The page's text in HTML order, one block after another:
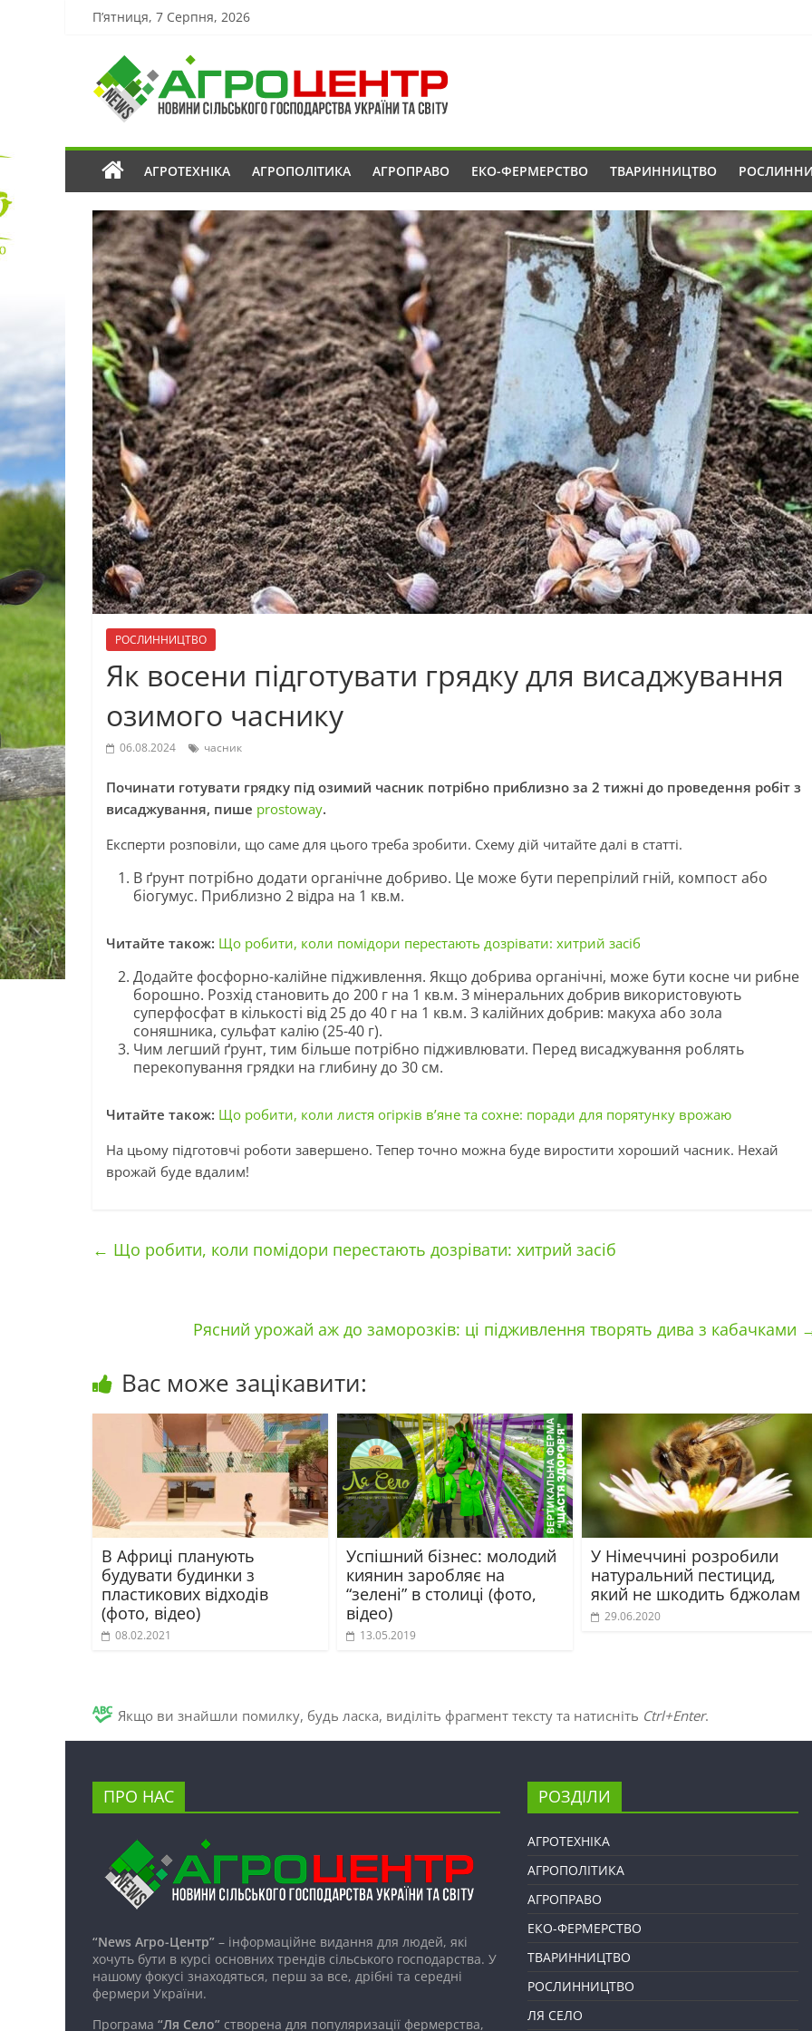
П’ятниця, 7 Серпня, 2026
АГРОТЕХНІКА АГРОПОЛІТИКА АГРОПРАВО ЕКО-ФЕРМЕРСТВО ТВАРИННИЦТВО
РОСЛИННИЦТВО
Як восени підготувати грядку для висаджування
озимого часнику
06.08.2024 часник
Починати готувати грядку під озимий часник потрібно приблизно за 2 тижні до проведення робіт з
висаджування, пише prostoway.
Експерти розповіли, що саме для цього треба зробити. Схему дій читайте далі в статті.
В ґрунт потрібно додати органічне добриво. Це може бути перепрілий гній, компост або
біогумус. Приблизно 2 відра на 1 кв.м.
Читайте також: Що робити, коли помідори перестають дозрівати: хитрий засіб
Додайте фосфорно-калійне підживлення. Якщо добрива органічні, може бути косне чи рибне
борошно. Розхід становить до 200 г на 1 кв.м. З мінеральних добрив використовують
суперфосфат в кількості від 25 до 40 г на 1 кв.м. З калійних добрив: макуха або зола
соняшника, сульфат калію (25-40 г).
Чим легший ґрунт, тим більше потрібно підживлювати. Перед висаджування роблять
перекопування грядки на глибину до 30 см.
Читайте також: Що робити, коли листя огірків в’яне та сохне: поради для порятунку врожаю
На цьому підготовчі роботи завершено. Тепер точно можна буде виростити хороший часник. Нехай
врожай буде вдалим!
← Що робити, коли помідори перестають дозрівати: хитрий засіб
Рясний урожай аж до заморозків: ці підживлення творять дива з кабачками
Вас може зацікавити:
В Африці планують
будувати будинки з
пластикових відходів
(фото, відео)
08.02.2021
Успішний бізнес: молодий
киянин заробляє на
“зелені” в столиці (фото,
відео)
13.05.2019
У Німеччині розробили
натуральний пестицид,
який не шкодить бджолам
29.06.2020
Якщо ви знайшли помилку, будь ласка, виділіть фрагмент тексту та натисніть Ctrl+Enter.
ПРО НАС
“News Агро-Центр” – інформаційне видання для людей, які
хочуть бути в курсі основних трендів сільського господарства. У
нашому фокусі знаходяться, перш за все, дрібні та середні
фермери України.
Програма “Ля Село” створена для популяризації фермерства,
РОЗДІЛИ
АГРОТЕХНІКА
АГРОПОЛІТИКА
АГРОПРАВО
ЕКО-ФЕРМЕРСТВО
ТВАРИННИЦТВО
РОСЛИННИЦТВО
ЛЯ СЕЛО